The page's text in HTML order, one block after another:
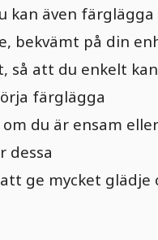
kan även färglägga
bekvämt på din
så att du enkelt kan
färglägga
du är ensam eller
dessa
ge mycket glädje